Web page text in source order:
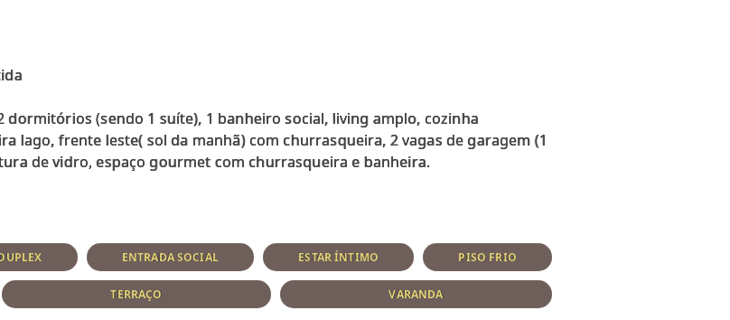
(sendo 1 suíte), 1 banheiro social, living amplo, cozinha
lago, frente leste( sol da manhã) com churrasqueira, 2 vagas de garagem (1
ENTRADA SOCIAL ESTAR ÍNTIMO PISO FRIO
TERRAÇO VARANDA